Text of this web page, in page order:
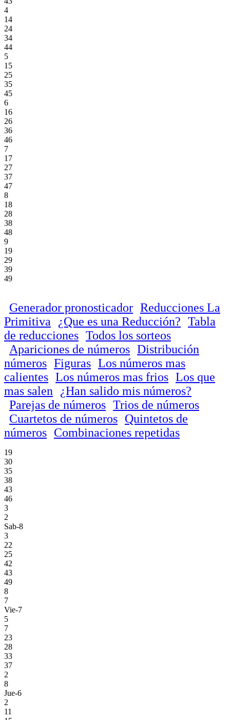
4
14
24
34
44
5
15
25
35
45
6
16
26
36
46
7
17
27
37
47
8
18
28
38
48
9
19
29
39
49
Generador pronosticador Reducciones La
Primitiva
¿Que es una Reducción? Tabla
de reducciones Todos los sorteos
Apariciones de números Distribución
números Figuras Los números mas
calientes Los números mas frios Los que
mas salen
¿Han salido mis números?
Parejas de números Trios de números
Cuartetos de números Quintetos de
números Combinaciones repetidas
19
30
35
38
43
46
3
2
Sab-8
3
22
25
42
43
49
8
7
Vie-7
5
7
23
28
33
37
2
8
Jue-6
2
11